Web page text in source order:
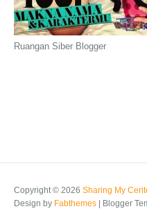
Ruangan Siber Blogger
Copyright © 2026 Sharing My
Design by Fabthemes | Blogger